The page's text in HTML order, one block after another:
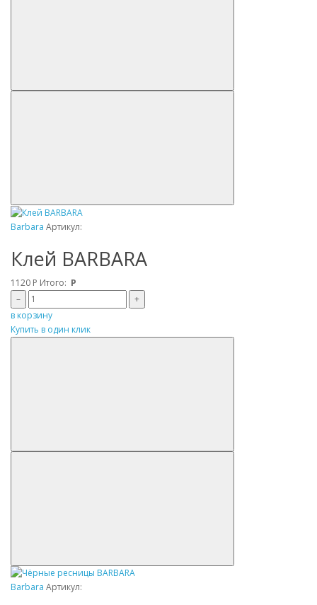
Barbara Артикул:
Клей BARBARA
1120 Р Итого: Р
–
+
в корзину
Купить в один клик
Barbara Артикул: